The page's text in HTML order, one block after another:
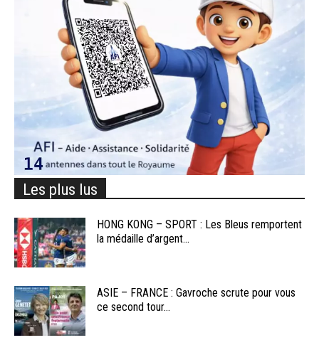
Les plus lus
HONG KONG – SPORT : Les Bleus remportent
la médaille d’argent...
ASIE – FRANCE : Gavroche scrute pour vous
ce second tour...